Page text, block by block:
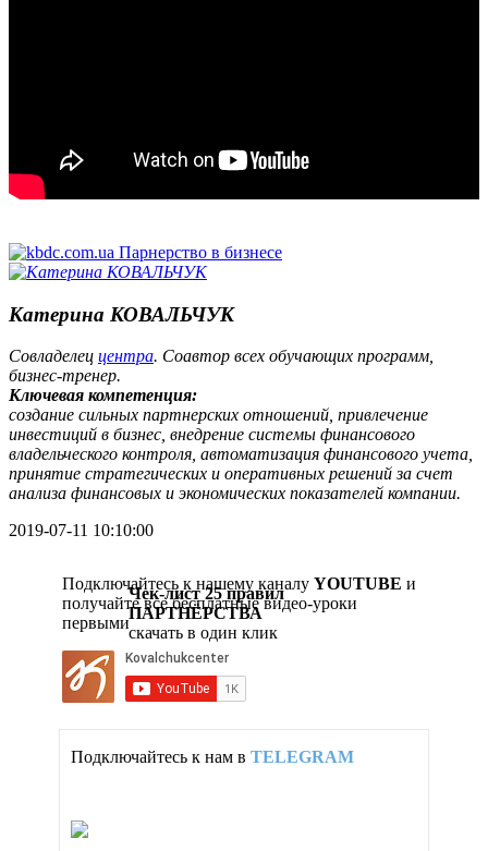
Катерина КОВАЛЬЧУК
Совладелец центра. Соавтор всех обучающих программ,
бизнес-тренер.
Ключевая компетенция:
создание сильных партнерских отношений, привлечение
инвестиций в бизнес, внедрение системы финансового
владельческого контроля, автоматизация финансового учета,
принятие стратегических и оперативных решений за счет
анализа финансовых и экономических показателей компании.
2019-07-11 10:10:00
Чек-лист 25 правил
ПАРТНЁРСТВА
скачать в один клик
Подключайтесь к нашему каналу YOUTUBE и
получайте все бесплатные видео-уроки
первыми
Подключайтесь к нам в TELEGRAM